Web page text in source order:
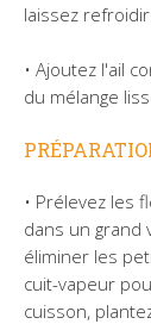
laissez refroidir.
• Ajoutez l'ail
du mélange
• Prélevez les
dans un grand
éliminer les
cuit-vapeur
cuisson,